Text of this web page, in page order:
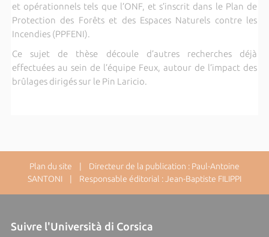
et opérationnels tels que l’ONF, et s’inscrit dans le Plan de
Protection des Forêts et des Espaces Naturels contre les
Incendies (PPFENI).
Ce sujet de thèse découle d’autres recherches déjà
effectuées au sein de l’équipe Feux, autour de l’impact des
brûlages dirigés sur le Pin Laricio.
Plan du site | Directeur de la publication : Paul-Antoine
SANTONI | Responsable éditorial : Jean-Baptiste FILIPPI
Suivre l'Università di Corsica